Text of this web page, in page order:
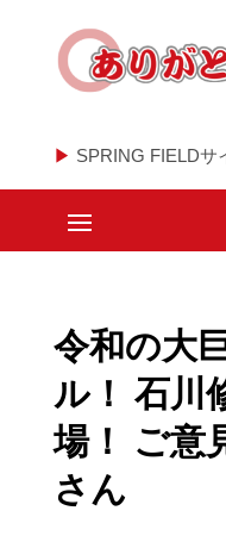
▶ SPRING FIELDサ
令和の大
ル！ 石川
場！ ご意
さん